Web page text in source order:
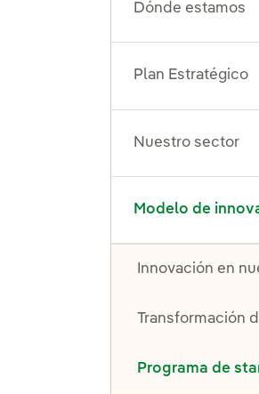
Dónde estamos
Plan Estratégico
Nuestro sector
Modelo de
Alternar el submenú para
Innovación en
Transformación
Programa de